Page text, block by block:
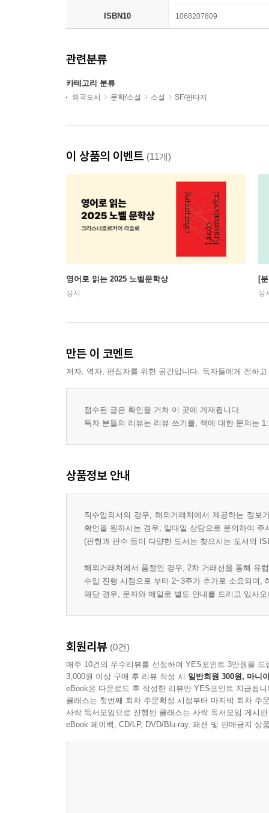
ISBN10 1068207809
관련분류
카테고리 분류
외국도서 문학/소설 소설 SF/판타지
이 상품의 이벤트 (11개)
영어로 읽는 2025 노벨문학상
상시
[
상
만든 이 코멘트
저자, 역자, 편집자를 위한 공간입니다. 독자들에게 전하
접수된 글은 확인을 거쳐 이 곳에 게재됩니다.
독자 분들의 리뷰는 리뷰 쓰기를, 책에 대한 문의는
상품정보 안내
직수입외서의 경우, 해외거래처에서 제공하는 정
확인을 원하시는 경우, 일대일 상담으로 문의하여 주
(판형과 판수 등이 다양한 도서는 찾으시는 도서의
해외거래처에서 품절인 경우, 2차 거래선을 통해 유
수입 진행 시점으로 부터 2~3주가 추가로 소요되며,
해당 경우, 문자와 메일로 별도 안내를 드리고 있사
회원리뷰 (0건)
매주 10건의 우수리뷰를 선정하여 YES포인트 3만원을 드
3,000원 이상 구매 후 리뷰 작성 시 일반회원 300원, 마니
eBook은 다운로드 후 작성한 리뷰만 YES포인트 지급됩니
클래스는 첫번째 회차 주문확정 시점부터 마지막 회차 주
사락 독서모임으로 진행된 클래스는 사락 독서모임 게시
eBook 페이백, CD/LP, DVD/Blu-ray, 패션 및 판매금지 상